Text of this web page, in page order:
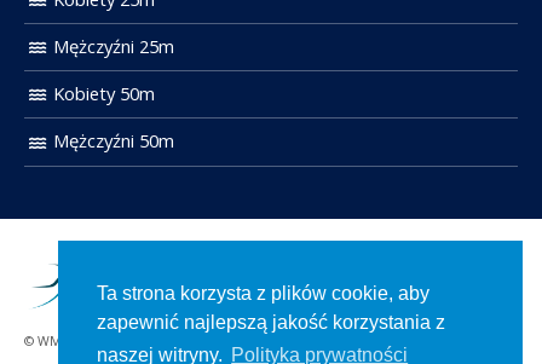
Mężczyźni 25m
Kobiety 50m
Mężczyźni 50m
© WMOZP 2021. Wszelkie prawa zastrzeżone.
Ta strona korzysta z plików cookie, aby
zapewnić najlepszą jakość korzystania z
naszej witryny. Polityka prywatności